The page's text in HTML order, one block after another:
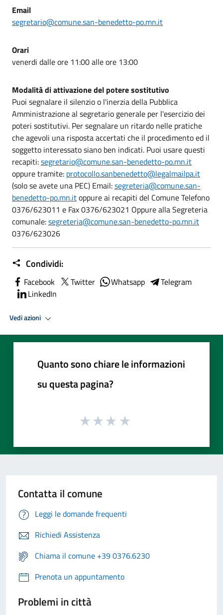
Email
segretario@comune.san-benedetto-po.mn.it
Orari
venerdi dalle ore 11:00 alle ore 13:00
Modalità di attivazione del potere sostitutivo
Puoi segnalare il silenzio o l'inerzia della Pubblica
Amministrazione al segretario generale per l'esercizio dei
poteri sostitutivi. Per segnalare un ritardo nelle pratiche
che agevoli una risposta accertati che il procedimento ed il
soggetto interessato siano ben indicati. Puoi usare questi
recapiti:segretario@comune.san-benedetto-po.mn.it
oppure tramite: protocollo.sanbenedetto@legalmailpa.it
(solo se avete una PEC) Email:segreteria@comune.san-
benedetto-po.mn.itoppure ai recapiti del Comune Telefono
0376/623011 e Fax 0376/623021 Oppure alla Segreteria
comunale:segreteria@comune.san-benedetto-po.mn.it
0376/623026
Condividi:
Facebook Twitter Whatsapp
Telegram
LinkedIn
Vedi azioni
Quanto sono chiare le informazioni
su questa pagina?
Contatta il comune
Leggi le domande frequenti
Richiedi Assistenza
Chiama il comune +39 0376.6230
Prenota un appuntamento
Problemi in città